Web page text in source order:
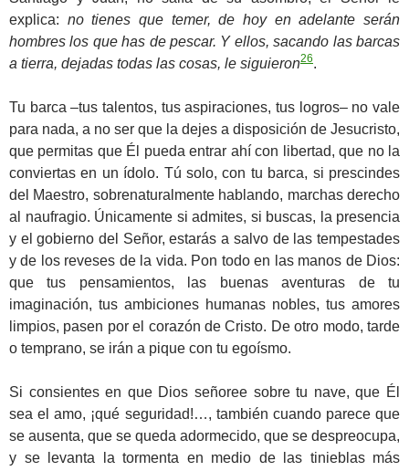
explica: no tienes que temer, de hoy en adelante serán
hombres los que has de pescar. Y ellos, sacando las barcas
a tierra, dejadas todas las cosas, le siguieron26.
Tu barca –tus talentos, tus aspiraciones, tus logros– no vale
para nada, a no ser que la dejes a disposición de Jesucristo,
que permitas que Él pueda entrar ahí con libertad, que no la
conviertas en un ídolo. Tú solo, con tu barca, si prescindes
del Maestro, sobrenaturalmente hablando, marchas derecho
al naufragio. Únicamente si admites, si buscas, la presencia
y el gobierno del Señor, estarás a salvo de las tempestades
y de los reveses de la vida. Pon todo en las manos de Dios:
que tus pensamientos, las buenas aventuras de tu
imaginación, tus ambiciones humanas nobles, tus amores
limpios, pasen por el corazón de Cristo. De otro modo, tarde
o temprano, se irán a pique con tu egoísmo.
Si consientes en que Dios señoree sobre tu nave, que Él
sea el amo, ¡qué seguridad!…, también cuando parece que
se ausenta, que se queda adormecido, que se despreocupa,
y se levanta la tormenta en medio de las tinieblas más